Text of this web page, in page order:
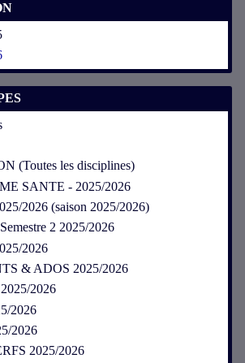
(Toutes les disciplines)
SANTE - 2025/2026
2026 (saison 2025/2026)
2 2025/2026
2026
& ADOS 2025/2026
2026
2026
2026
2025/2026